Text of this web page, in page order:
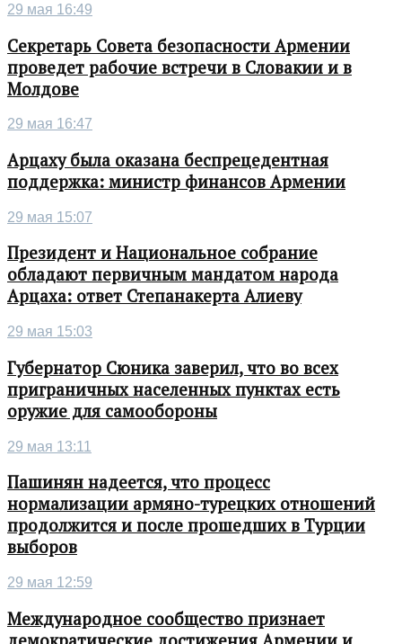
29 мая 16:49
Секретарь Совета безопасности Армении
проведет рабочие встречи в Словакии и в
Молдове
29 мая 16:47
Арцаху была оказана беспрецедентная
поддержка: министр финансов Армении
29 мая 15:07
Президент и Национальное собрание
обладают первичным мандатом народа
Арцаха: ответ Степанакерта Алиеву
29 мая 15:03
Губернатор Сюника заверил, что во всех
приграничных населенных пунктах есть
оружие для самообороны
29 мая 13:11
Пашинян надеется, что процесс
нормализации армяно-турецких отношений
продолжится и после прошедших в Турции
выборов
29 мая 12:59
Международное сообщество признает